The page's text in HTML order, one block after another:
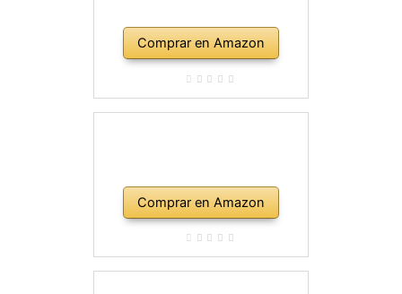
Comprar en Amazon
Comprar en Amazon